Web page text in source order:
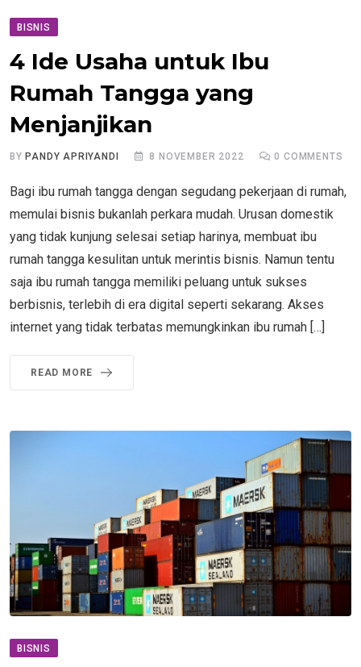
BISNIS
4 Ide Usaha untuk Ibu
Rumah Tangga yang
Menjanjikan
BY PANDY APRIYANDI 8 NOVEMBER 2022 0 COMMENTS
Bagi ibu rumah tangga dengan segudang pekerjaan di rumah,
memulai bisnis bukanlah perkara mudah. Urusan domestik
yang tidak kunjung selesai setiap harinya, membuat ibu
rumah tangga kesulitan untuk merintis bisnis. Namun tentu
saja ibu rumah tangga memiliki peluang untuk sukses
berbisnis, terlebih di era digital seperti sekarang. Akses
internet yang tidak terbatas memungkinkan ibu rumah […]
READ MORE
BISNIS